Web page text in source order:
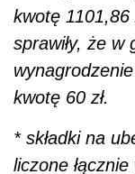
kwotę 1101,86
sprawiły, że
kwotę 60 zł.
* składki na
liczone